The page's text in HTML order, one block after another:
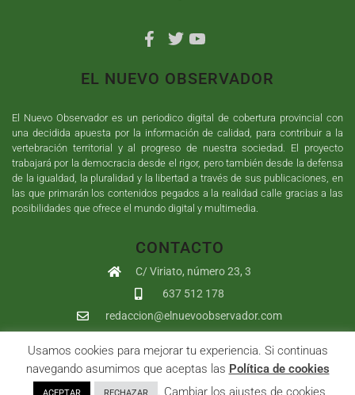
EL NUEVO OBSERVADOR
El Nuevo Observador es un periodico digital de cobertura provincial con
una decidida apuesta por la información de calidad, para contribuir a la
vertebración territorial y al progreso de nuestra sociedad. El proyecto
trabajará por la democracia desde el rigor, pero también desde la defensa
de la igualdad, la pluralidad y la libertad a través de sus publicaciones, en
las que primarán los contenidos pegados a la realidad calle gracias a las
posibilidades que ofrece el mundo digital y multimedia.
CONTACTO
C/ Viriato, número 23, 3
637 512 178
redaccion@elnuevoobservador.com
Copyright ©2026 El Nuevo Observador | Sumurdigital Diseño web
yDesarrollo| All Rights Reserved |
Usamos cookies para mejorar tu experiencia. Si continuas
navegando asumimos que aceptas las Política de cookies
. Cambiar los ajustes de cookies